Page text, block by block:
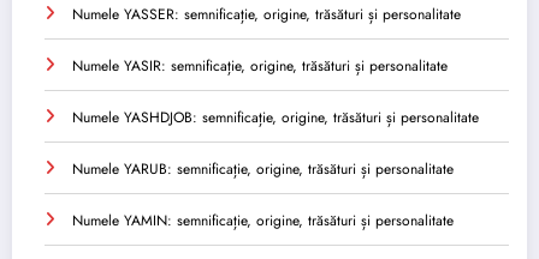
Numele YASSER: semnificație, origine, trăsături și personalitate
Numele YASIR: semnificație, origine, trăsături și personalitate
Numele YASHDJOB: semnificație, origine, trăsături și personalitate
Numele YARUB: semnificație, origine, trăsături și personalitate
Numele YAMIN: semnificație, origine, trăsături și personalitate